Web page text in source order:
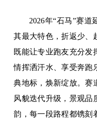
2026年“石马”赛道
其最大特色，折返少、
既能让专业跑友充分发
情挥洒汗水、享受奔跑
典地标，焕新绽放。赛
风貌迭代升级，景观品
韵，每一段路程都镌刻